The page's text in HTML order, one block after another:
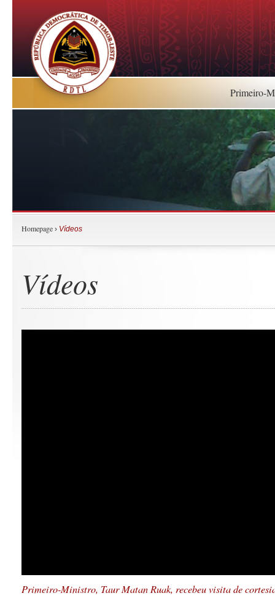
Primeiro-
Homepage › Vídeos
Vídeos
Primeiro-Ministro, Taur Matan Ruak, recebeu visita de